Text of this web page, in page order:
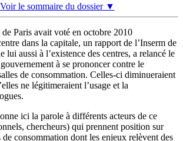
le sommaire du dossier ▼
Paris avait voté en octobre 2010
dans la capitale, un rapport de l’Inserm de
lui aussi à l’existence des centres, a relancé le
à se prononcer contre le
de consommation. Celles-ci diminueraient
ne légitimeraient l’usage et la
ici la parole à différents acteurs de ce
chercheurs) qui prennent position sur
de consommation dont les enjeux relèvent des